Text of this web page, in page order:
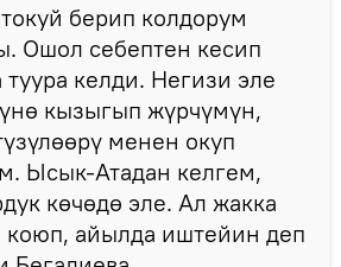
берип колдорум
Ошол себептен кесип
келди. Негизи эле
кызыгып жүрчүмүн,
менен окуп
Ысык-Атадан келгем,
көчөдө эле. Ал жакка
айылда иштейин деп